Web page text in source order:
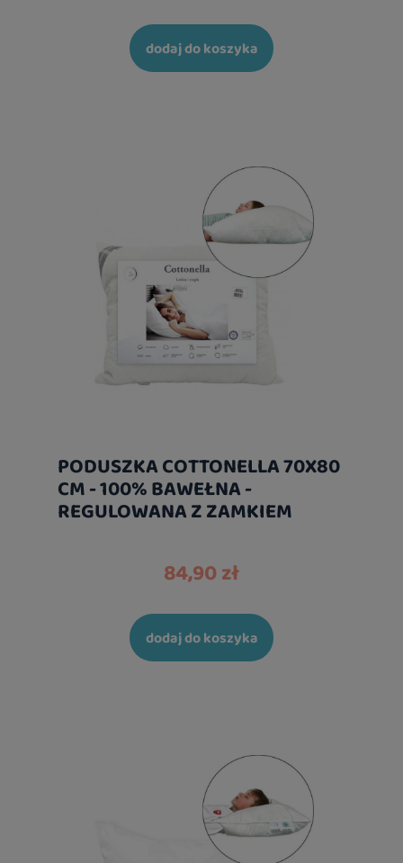
dodaj do koszyka
PODUSZKA COTTONELLA 70X80
CM - 100% BAWEŁNA -
REGULOWANA Z ZAMKIEM
84,90 zł
dodaj do koszyka